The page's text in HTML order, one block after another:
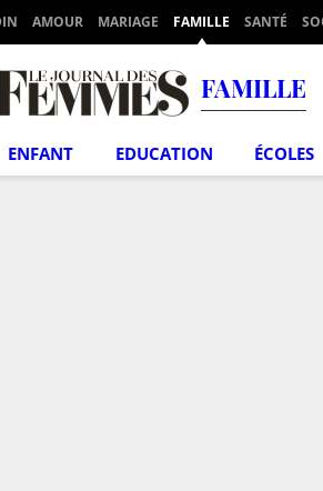
AMOUR MARIAGE FAMILLE SANTÉ
FAMILLE
ENFANT EDUCATION ÉCOLES